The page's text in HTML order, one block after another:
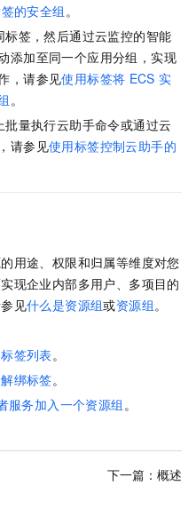
的安全组 。
标签，然后通过云监控的智能
添加至同一个应用分组，实现
，请参见使用标签将 ECS 实
。
批量执行云助手命令或通过云
请参见使用标签控制云助手的
用途、权限和归属等维度对您
现企业内部多用户、多项目的
见什么是资源组或资源组。
签列表。
绑标签。
服务加入一个资源组 。
下一篇： 概述